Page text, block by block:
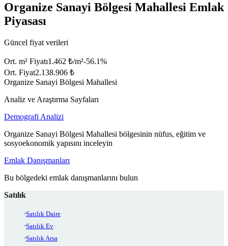
Organize Sanayi Bölgesi Mahallesi Emlak
Piyasası
Güncel fiyat verileri
Ort. m² Fiyatı1.462 ₺/m²-56.1%
Ort. Fiyat2.138.906 ₺
Organize Sanayi Bölgesi Mahallesi
Analiz ve Araştırma Sayfaları
Demografi Analizi
Organize Sanayi Bölgesi Mahallesi bölgesinin nüfus, eğitim ve
sosyoekonomik yapısını inceleyin
Emlak Danışmanları
Bu bölgedeki emlak danışmanlarını bulun
Satılık
Satılık Daire
Satılık Ev
Satılık Arsa